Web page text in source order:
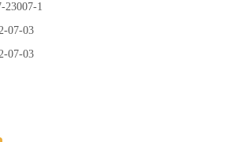
23007-1
07-03
07-03